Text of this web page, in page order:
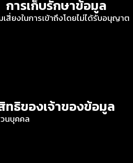
การเก็บรักษาข้อมูล
ยงในการเข้าถึงโดยไม่ได้รับอนุญาต
ทธิของเจ้าของข้อมูล
นบุคคล